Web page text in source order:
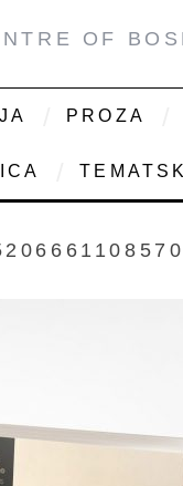
OF
PROZA